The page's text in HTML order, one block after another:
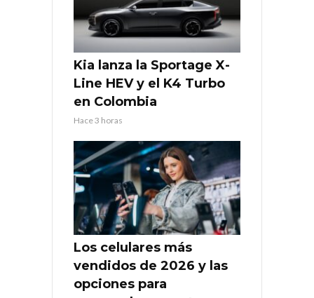
Kia lanza la Sportage X-
Line HEV y el K4 Turbo
en Colombia
Hace 3 horas
Los celulares más
vendidos de 2026 y las
opciones para